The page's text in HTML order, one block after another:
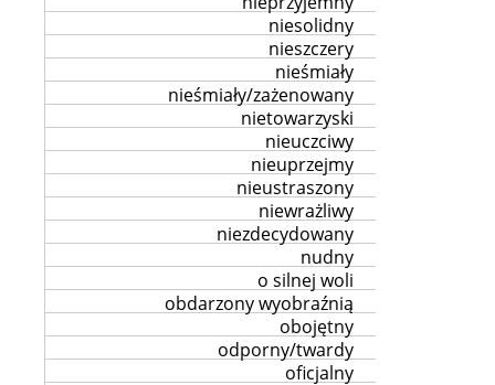
niesolidny
nieszczery
nieśmiały
nieśmiały/zażenowany
nietowarzyski
nieuczciwy
nieuprzejmy
nieustraszony
niewrażliwy
niezdecydowany
nudny
o silnej woli
obdarzony wyobraźnią
obojętny
odporny/twardy
oficjalny